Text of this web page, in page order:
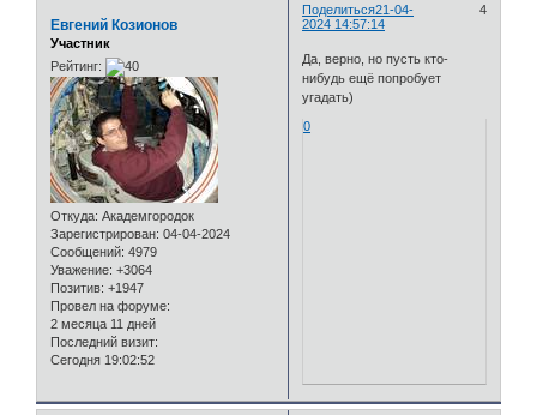
Поделиться 4
21-04-
2024 14:57:14
Евгений Козионов
Участник
Рейтинг:
Откуда: Академгородок
Зарегистрирован: 04-04-2024
Сообщений: 4979
Уважение: +3064
Позитив: +1947
Провел на форуме:
2 месяца 11 дней
Последний визит:
Сегодня 19:02:52
Да, верно, но пусть кто-
нибудь ещё попробует
угадать)
0